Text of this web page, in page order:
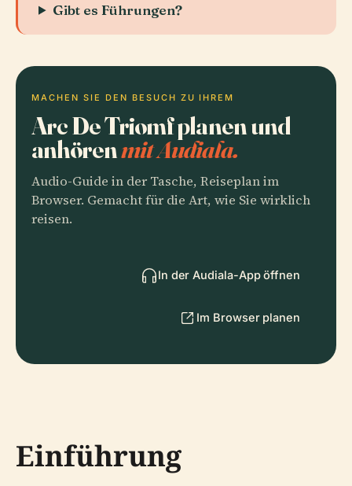
Gibt es Führungen?
MACHEN SIE DEN BESUCH ZU IHREM
Arc De Triomf planen und
anhörenmit Audiala.
Audio-Guide in der Tasche, Reiseplan im
Browser. Gemacht für die Art, wie Sie wirklich
reisen.
In der Audiala-App öffnen
Im Browser planen
Einführung